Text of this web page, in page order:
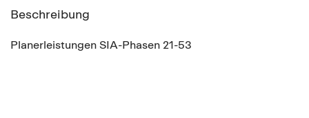
Beschreibung
Planerleistungen SIA-Phasen 21-53